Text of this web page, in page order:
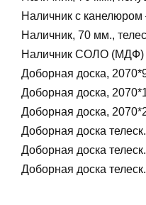
Наличник с канелюром
Наличник, 70 мм.,
Наличник СОЛО (МДФ)
Доборная доска,
Доборная доска,
Доборная доска,
Доборная доска
Доборная доска
Доборная доска